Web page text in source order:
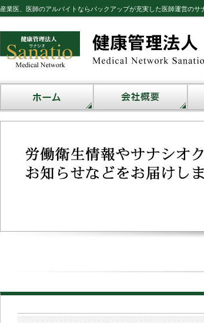
産業医、医師のアルバイトならバックアップが充実した医師運営のサ